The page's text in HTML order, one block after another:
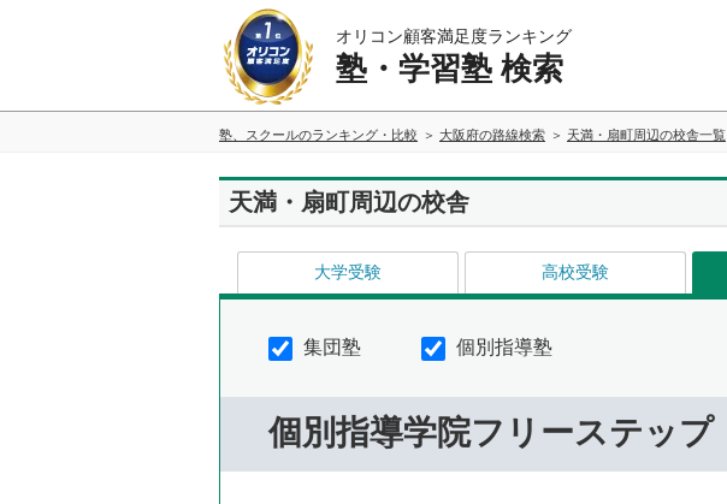
オリコン顧客満足度ランキング
塾・学習塾 検索
塾、スクールのランキング・比較 大阪府の路線検索 天満・扇町周辺の校舎一覧
天満・扇町周辺の校舎
大学受験 高校受験
集団塾 個別指導塾
個別指導学院フリーステップ